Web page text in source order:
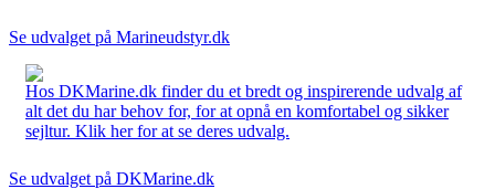
Se udvalget på Marineudstyr.dk
Hos DKMarine.dk finder du et bredt og inspirerende udvalg af
alt det du har behov for, for at opnå en komfortabel og sikker
sejltur. Klik her for at se deres udvalg.
Se udvalget på DKMarine.dk